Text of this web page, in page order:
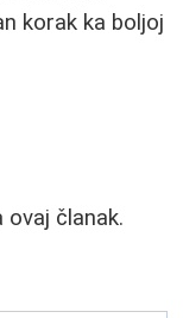
korak ka boljoj
članak.